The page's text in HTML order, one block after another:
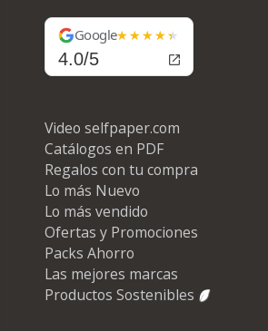
Google
4.0/5
Video selfpaper.com
Catálogos en PDF
Regalos con tu compra
Lo más Nuevo
Lo más vendido
Ofertas y Promociones
Packs Ahorro
Las mejores marcas
Productos Sostenibles